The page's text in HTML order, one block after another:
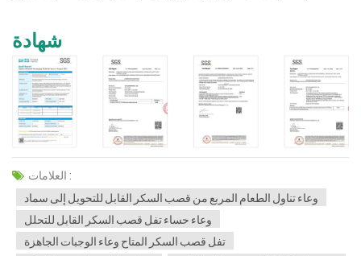
شهادة
العلامات :
وعاء تناول الطعام المربع من قصب السكر القابل للتحويل إلى سماد
وعاء حساء تفل قصب السكر القابل للتحلل
تفل قصب السكر المتاح وعاء الوجبات الجاهزة